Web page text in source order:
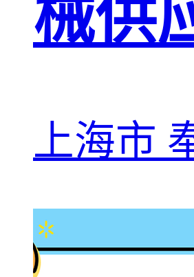
械供
上海市